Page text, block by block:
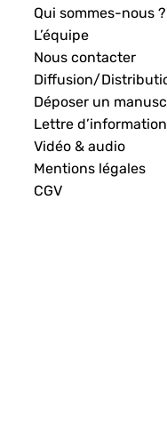
Qui sommes-nous ?
L’équipe
Nous contacter
Diffusion/
Déposer un
Lettre d’information
Vidéo & audio
Mentions légales
CGV